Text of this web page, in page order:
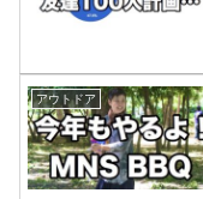
アウトドア